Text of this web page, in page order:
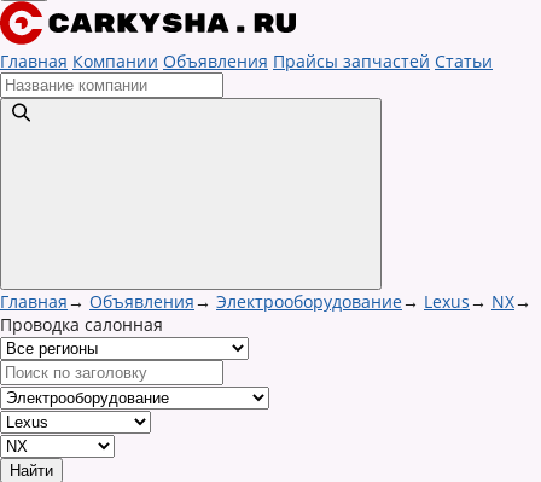
Главная Компании Объявления Прайсы запчастей Статьи
Главная→ Объявления→ Электрооборудование→ Lexus→ NX→
Проводка салонная